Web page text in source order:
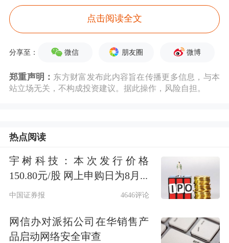
段，消费者把更多目光投向健康、家
装、文化消费等和生活品质密切关联的
领域。
2013-2017年双11的数据显示，保健、
这期间也稳步上升。它们走红的背后，
是“健康”这一品质生活的前提开始成为
常识性需求，也是新消费群体更关注自
而在逐渐兴起的生活电器消费热潮中，
点击阅读全文
分享至： 微信 朋友圈 微博
郑重声明： 东方财富发布此内容旨在传播更多信息，与本
站立场无关，不构成投资建议。据此操作，风险自担。
热点阅读
宇树科技：本次发行价格
150.80元/股 网上申购日为8月...
中国证券报 4646评论
网信办对派拓公司在华销售产
品启动网络安全审查